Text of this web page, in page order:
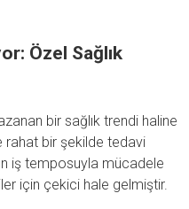
Özel Sağlık
bir sağlık trendi haline
rahat bir şekilde tedavi
iş temposuyla mücadele
için çekici hale gelmiştir.